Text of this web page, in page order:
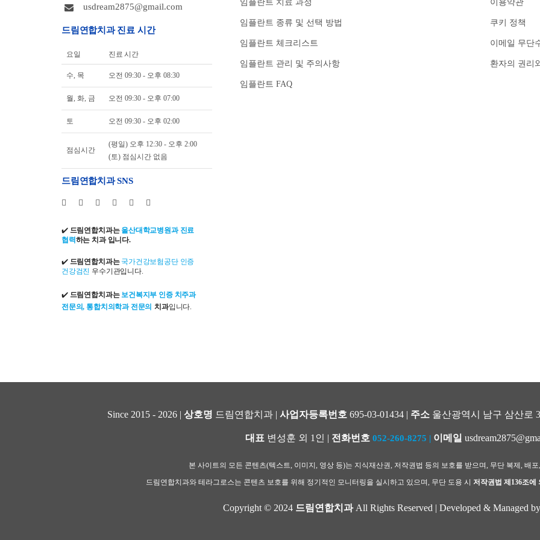
usdream2875@gmail.com
드림연합치과 진료 시간
요일 진료 시간
수, 목 오전 09:30 - 오후 08:30
월, 화, 금 오전 09:30 - 오후 07:00
토 오전 09:30 - 오후 02:00
점심시간
(평일) 오후 12:30 - 오후 2:00
(토) 점심시간 없음
드림연합치과 SNS
✔️ 드림연합치과는 울산대학교병원과 진료
협력하는 치과 입니다.
✔️ 드림연합치과는 국가건강보험공단 인증
건강검진 우수기관입니다.
✔️ 드림연합치과는보건복지부 인증 치주과
전문의, 통합치의학과 전문의 치과입니다.
임플란트 치료 과정
임플란트 종류 및 선택 방법
임플란트 체크리스트
임플란트 관리 및 주의사항
임플란트 FAQ
이용약관
쿠키 정책
이메일 무단
환자의 권리
Since 2015 - 2026 | 상호명 드림연합치과 | 사업자등록번호 695-03-01434 | 주소울산광역시 남구 삼산로
대표 변성훈 외 1인 | 전화번호 052-260-8275 | 이메일
본 사이트의 모든 콘텐츠(텍스트, 이미지, 영상 등)는 지식재산권, 저작권법 등의 보호를 받으며, 무단 복제, 배
드림연합치과와 테라그로스는 콘텐츠 보호를 위해 정기적인 모니터링을 실시하고 있으며, 무단 도용 시 저작권법 제136조에
Copyright © 2024 드림연합치과All Rights Reserved | Developed & Managed by